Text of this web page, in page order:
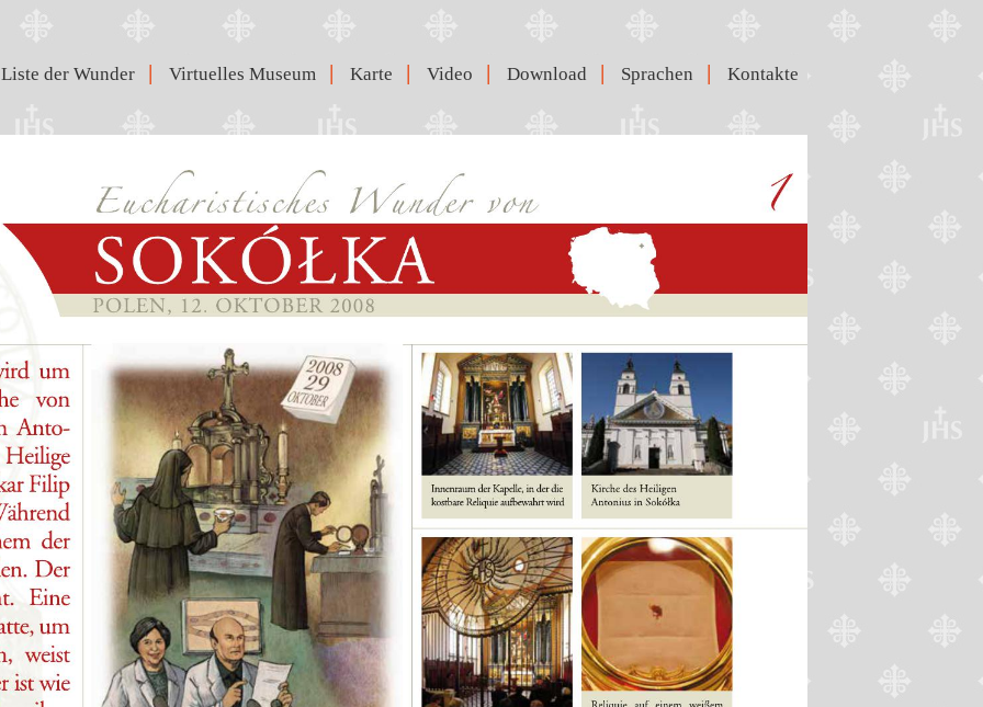
Liste der Wunder | Virtuelles Museum | Karte | Video | Download | Sprachen | Kontakte